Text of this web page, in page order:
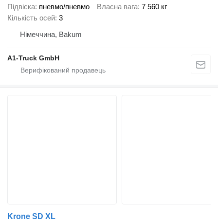
Підвіска пневмо/пневмо Власна вага 7 560 кг
Кількість осей 3
Німеччина, Bakum
A1-Truck GmbH
Krone SD XL